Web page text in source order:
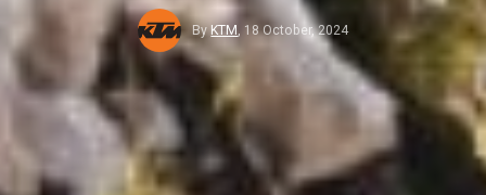
ByKTM , 18 October, 2024